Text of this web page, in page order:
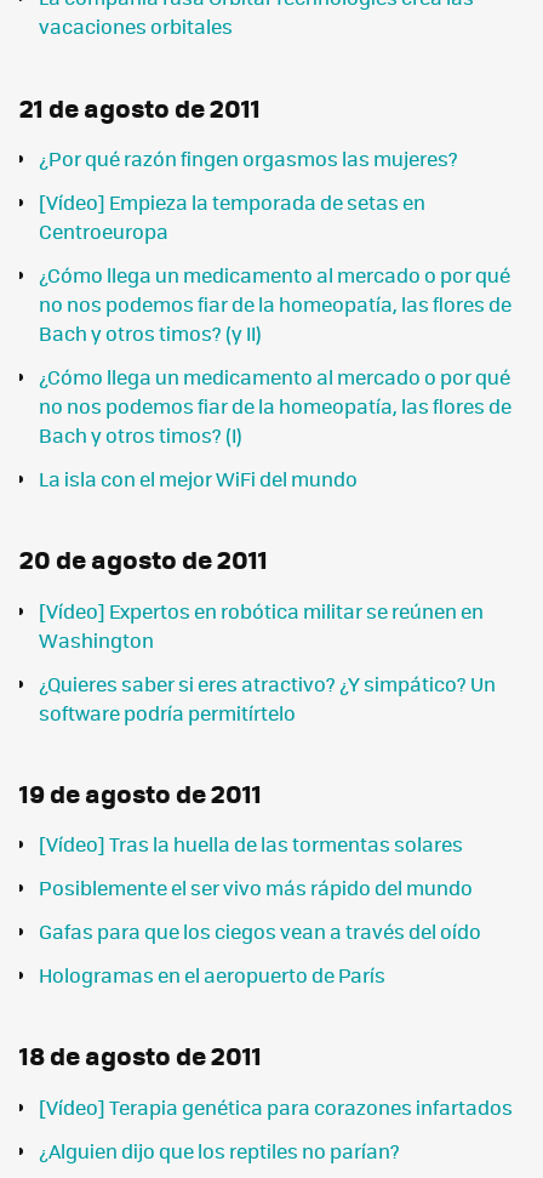
vacaciones orbitales
21 de agosto de 2011
¿Por qué razón fingen orgasmos las mujeres?
[Vídeo] Empieza la temporada de setas en
Centroeuropa
¿Cómo llega un medicamento al mercado o por qué
no nos podemos fiar de la homeopatía, las flores de
Bach y otros timos? (y II)
¿Cómo llega un medicamento al mercado o por qué
no nos podemos fiar de la homeopatía, las flores de
Bach y otros timos? (I)
La isla con el mejor WiFi del mundo
20 de agosto de 2011
[Vídeo] Expertos en robótica militar se reúnen en
Washington
¿Quieres saber si eres atractivo? ¿Y simpático? Un
software podría permitírtelo
19 de agosto de 2011
[Vídeo] Tras la huella de las tormentas solares
Posiblemente el ser vivo más rápido del mundo
Gafas para que los ciegos vean a través del oído
Hologramas en el aeropuerto de París
18 de agosto de 2011
[Vídeo] Terapia genética para corazones infartados
¿Alguien dijo que los reptiles no parían?